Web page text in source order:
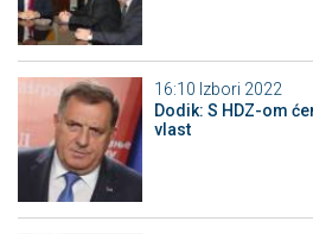
16:10 Izbori 2022
Dodik: S HDZ-om
vlast